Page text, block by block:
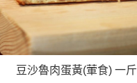
豆沙魯肉蛋黃(葷食) 一斤